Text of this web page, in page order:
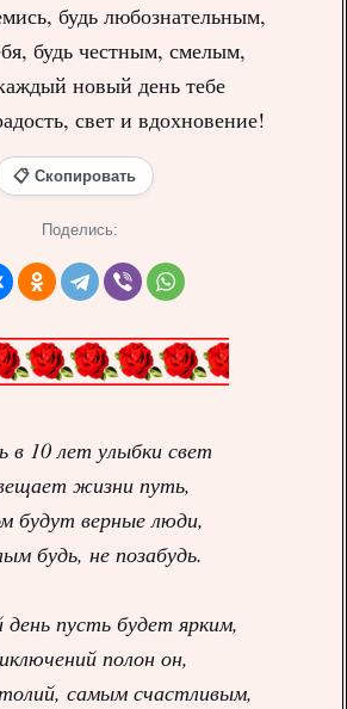
будь любознательным,
будь честным, смелым,
новый день тебе
свет и вдохновение!
📋 Скопировать
Поделись:
в 10 лет улыбки свет
жизни путь,
будут верные люди,
будь, не позабудь.
пусть будет ярким,
полон он,
самым счастливым,